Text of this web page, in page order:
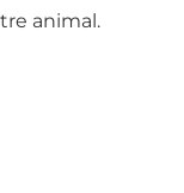
animal.